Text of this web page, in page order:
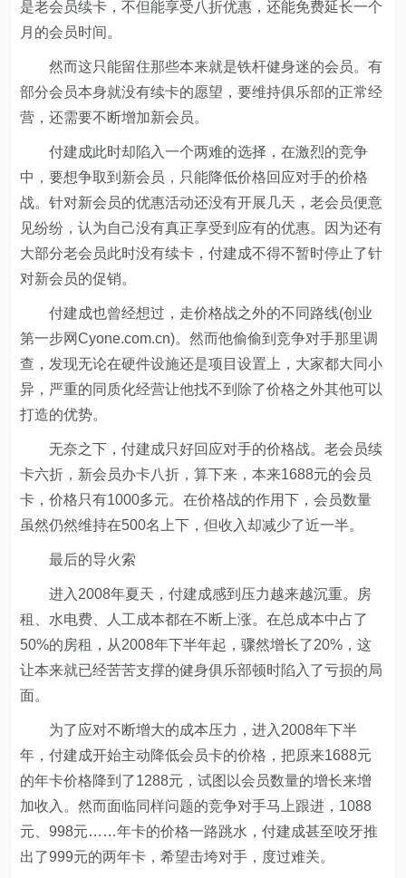
是老会员续卡，不但能享受八折优惠，还能免费延长一个
月的会员时间。
然而这只能留住那些本来就是铁杆健身迷的会员。有
部分会员本身就没有续卡的愿望，要维持俱乐部的正常经
营，还需要不断增加新会员。
付建成此时却陷入一个两难的选择，在激烈的竞争
中，要想争取到新会员，只能降低价格回应对手的价格
战。针对新会员的优惠活动还没有开展几天，老会员便意
见纷纷，认为自己没有真正享受到应有的优惠。因为还有
大部分老会员此时没有续卡，付建成不得不暂时停止了针
对新会员的促销。
付建成也曾经想过，走价格战之外的不同路线(创业
第一步网Cyone.com.cn)。然而他偷偷到竞争对手那里调
查，发现无论在硬件设施还是项目设置上，大家都大同小
异，严重的同质化经营让他找不到除了价格之外其他可以
打造的优势。
无奈之下，付建成只好回应对手的价格战。老会员续
卡六折，新会员办卡八折，算下来，本来1688元的会员
卡，价格只有1000多元。在价格战的作用下，会员数量
虽然仍然维持在500名上下，但收入却减少了近一半。
最后的导火索
进入2008年夏天，付建成感到压力越来越沉重。房
租、水电费、人工成本都在不断上涨。在总成本中占了
50%的房租，从2008年下半年起，骤然增长了20%，这
让本来就已经苦苦支撑的健身俱乐部顿时陷入了亏损的局
面。
为了应对不断增大的成本压力，进入2008年下半
年，付建成开始主动降低会员卡的价格，把原来1688元
的年卡价格降到了1288元，试图以会员数量的增长来增
加收入。然而面临同样问题的竞争对手马上跟进，1088
元、998元……年卡的价格一路跳水，付建成甚至咬牙推
出了999元的两年卡，希望击垮对手，度过难关。